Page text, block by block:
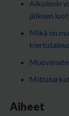
Aikolonin
jälkeen
Mikä on
Mittatarkat
Aiheet